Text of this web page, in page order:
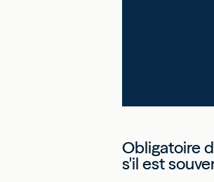
Obligatoire
s'il est